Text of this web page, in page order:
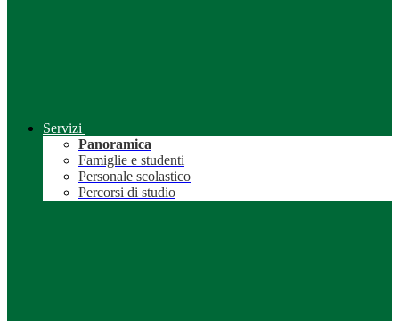
Servizi
Panoramica
Famiglie e studenti
Personale scolastico
Percorsi di studio